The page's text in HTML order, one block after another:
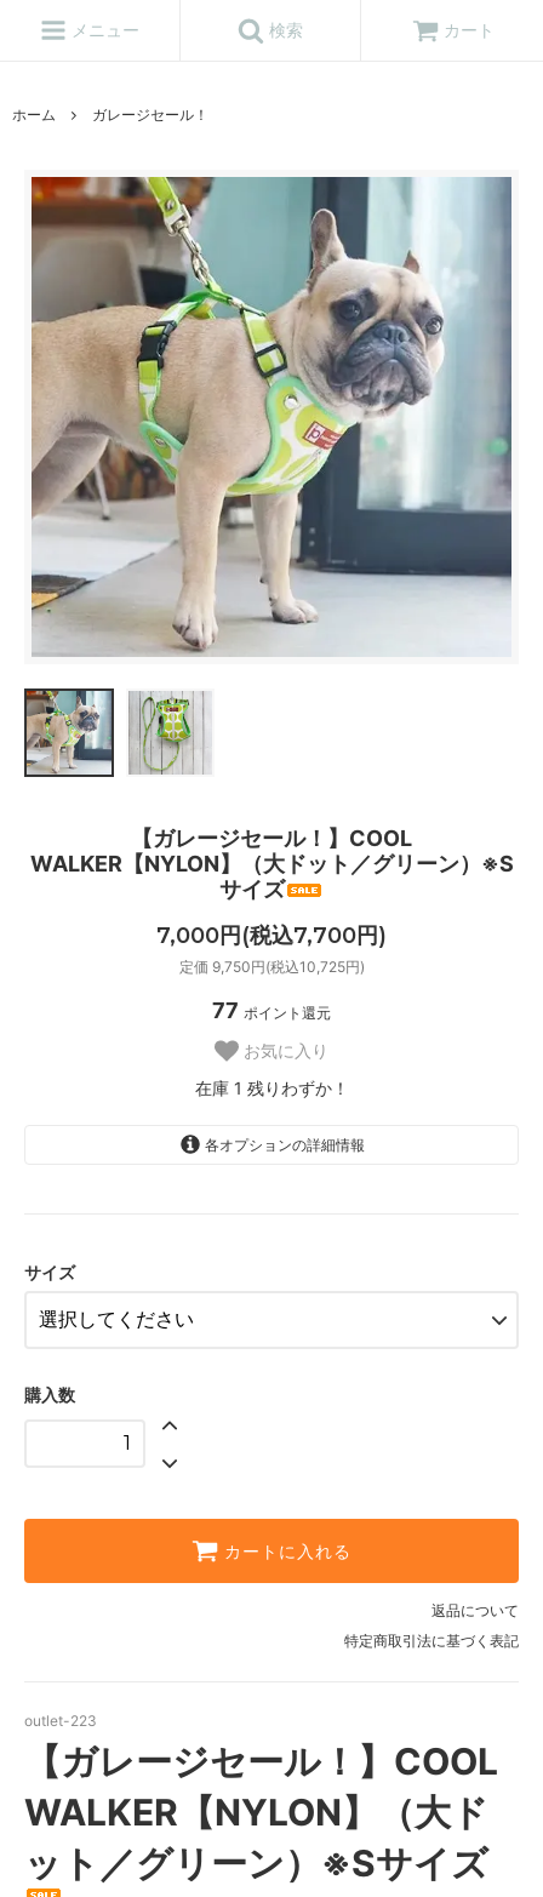
メニュー 検索 カート
ホーム ガレージセール！
【ガレージセール！】COOL
WALKER【NYLON】（大ドット／グリーン）※S
サイズ
7,000円(税込7,700円)
定価 9,750円(税込10,725円)
77 ポイント還元
お気に入り
在庫 1 残りわずか！
各オプションの詳細情報
サイズ
購入数
カートに入れる
返品について
特定商取引法に基づく表記
outlet-223
【ガレージセール！】COOL
WALKER【NYLON】（大ド
ット／グリーン）※Sサイズ